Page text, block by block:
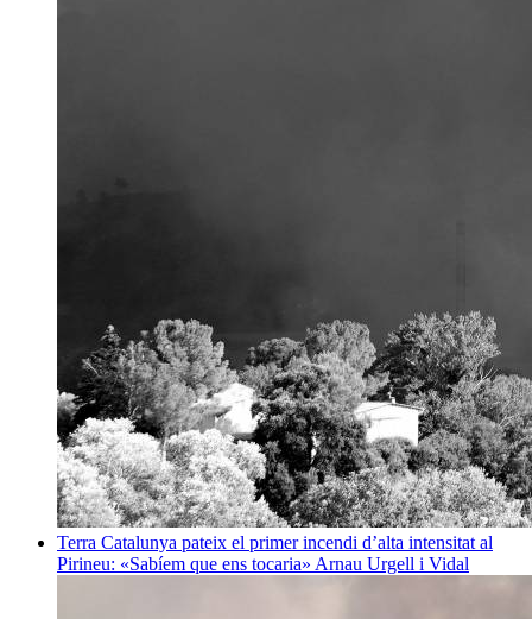
Terra Catalunya pateix el primer incendi d’alta intensitat al
Pirineu: «Sabíem que ens tocaria» Arnau Urgell i Vidal